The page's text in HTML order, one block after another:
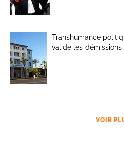
Transhumance
valide les
VOIR